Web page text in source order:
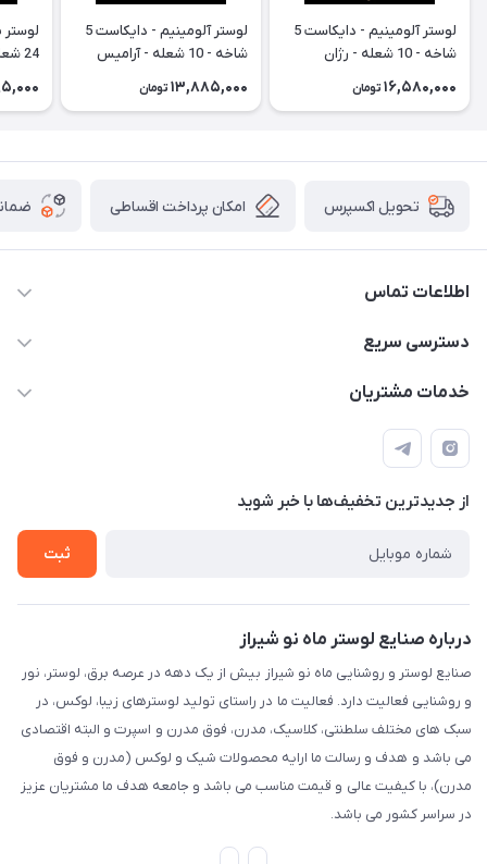
لوستر آلومینیم - دایکاست 5
شاخه - 10 شعله - رژان
16,580,000 تومان
لوستر آلومینیم - دایکاست 5
شاخه - 10 شعله - آرامیس
13,885,000 تومان
24 شعله) شاخه گل ناز
تحویل اکسپرس امکان پرداخت اقساطی
اطلاعات تماس
09171115348
طبقه همکف واحد 131
دسترسی سریع
مجله فروشگاه
درباره ما
تماس با ما
خدمات مشتریان
قوانین و مقررات
حریم خصوصی
راهنما
از جدید‌ترین تخفیف‌ها با‌ خبر شوید
ثبت
درباره صنایع لوستر ماه نو شیراز
صنایع لوستر و روشنایی ماه نو شیراز بیش از یک دهه در عرصه برق، لوستر، نور
و روشنایی فعالیت دارد. فعالیت ما در راستای تولید لوسترهای زیبا، لوکس، در
سبک های مختلف سلطنتی، کلاسیک، مدرن، فوق مدرن و اسپرت و البته اقتصادی
می باشد و هدف و رسالت ما ارایه محصولات شیک و لوکس (مدرن و فوق
مدرن)، با کیفیت عالی و قیمت مناسب می باشد و جامعه هدف ما مشتریان عزیز
در سراسر کشور می باشد.